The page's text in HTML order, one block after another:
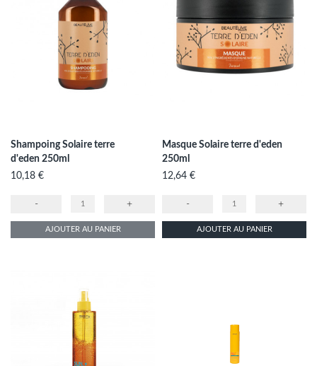
Shampoing Solaire terre
d'eden 250ml
Prix
10,18 €
- +
AJOUTER AU PANIER
Masque Solaire terre d'eden
250ml
Prix
12,64 €
- +
AJOUTER AU PANIER